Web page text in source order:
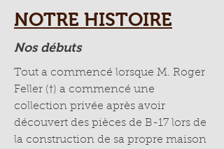
NOTRE HISTOIRE
Nos débuts
Tout a commencé lorsque M. Roger
Feller (†) a commencé une
collection privée après avoir
découvert des pièces de B-17 lors de
la construction de sa propre maison